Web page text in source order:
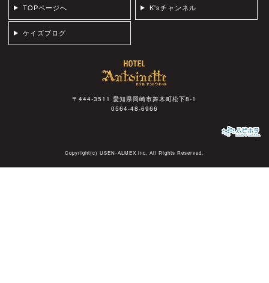
TOPページへ K'sチャンネル
ケイズブログ
〒444-3511 愛知県岡崎市舞木町松下8-1
0564-48-6966
Copyright(c)USEN-ALMEX inc, All Rights Reserved.